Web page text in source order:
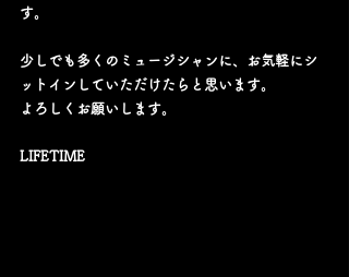
す。
少しでも多くのミュージシャンに、お気軽にシ
ットインしていただけたらと思います。
よろしくお願いします。
LIFETIME